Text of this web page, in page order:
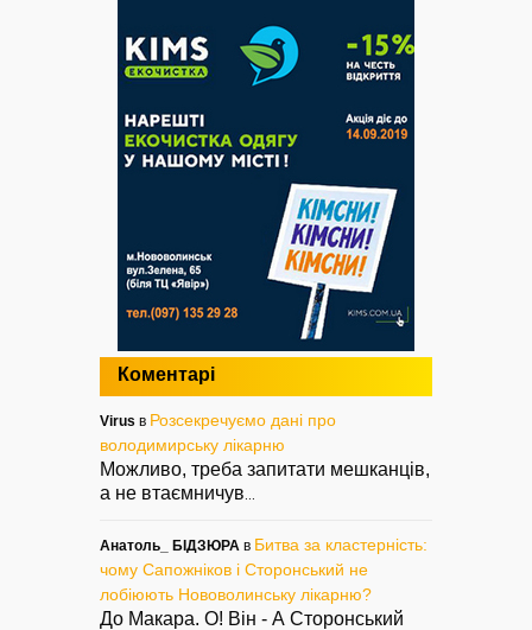
Коментарі
Virus в Розсекречуємо дані про
володимирську лікарню
Можливо, треба запитати мешканців,
а не втаємничув
Анатоль_ БІДЗЮРА в Битва за кластерність:
чому Сапожніков і Сторонський не
лобіюють Нововолинську лікарню?
До Макара. О! Він - А Сторонський